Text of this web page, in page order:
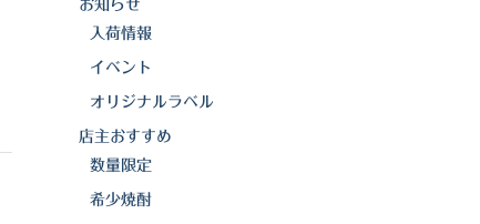
お知らせ
入荷情報
イベント
オリジナルラベル
店主おすすめ
数量限定
希少焼酎